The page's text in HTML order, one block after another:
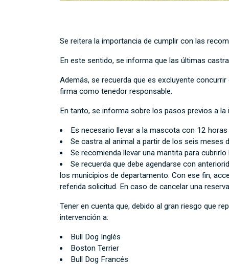
Se reitera la importancia de cumplir con las
En este sentido, se informa que las últimas
Además, se recuerda que es excluyente
firma como tenedor responsable.
En tanto, se informa sobre los pasos previos a la
Es necesario llevar a la mascota con 12
Se castra al animal a partir de los seis meses
Se recomienda llevar una mantita para cubrirlo
Se recuerda que debe agendarse con
los municipios de departamento. Con ese fin,
referida solicitud. En caso de cancelar una
Tener en cuenta que, debido al gran riesgo que
intervención a:
Bull Dog Inglés
Boston Terrier
Bull Dog Francés